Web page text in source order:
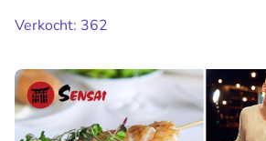
Verkocht: 362